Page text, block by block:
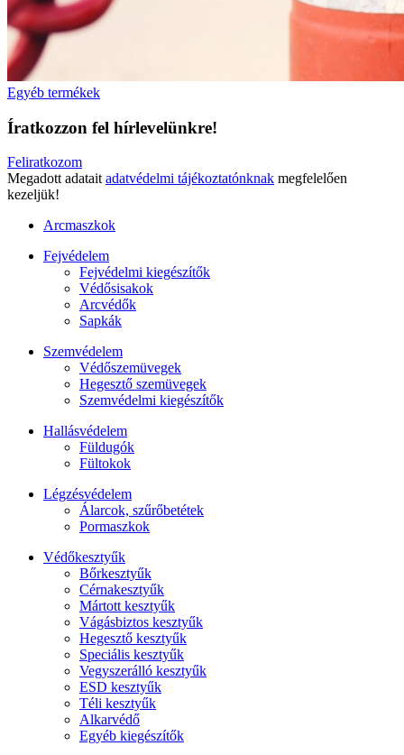
Egyéb termékek
Íratkozzon fel hírlevelünkre!
Feliratkozom
Megadott adatait adatvédelmi tájékoztatónknak megfelelően
kezeljük!
Arcmaszkok
Fejvédelem
Fejvédelmi kiegészítők
Védősisakok
Arcvédők
Sapkák
Szemvédelem
Védőszemüvegek
Hegesztő szemüvegek
Szemvédelmi kiegészítők
Hallásvédelem
Füldugók
Fültokok
Légzésvédelem
Álarcok, szűrőbetétek
Pormaszkok
Védőkesztyűk
Bőrkesztyűk
Cérnakesztyűk
Mártott kesztyűk
Vágásbiztos kesztyűk
Hegesztő kesztyűk
Speciális kesztyűk
Vegyszerálló kesztyűk
ESD kesztyűk
Téli kesztyűk
Alkarvédő
Egyéb kiegészítők